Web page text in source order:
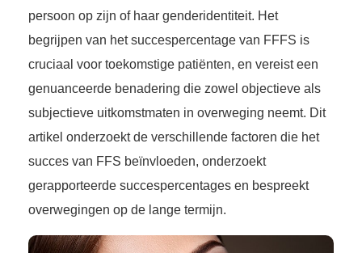
persoon op zijn of haar genderidentiteit. Het
begrijpen van het succespercentage van FFFS is
cruciaal voor toekomstige patiënten, en vereist een
genuanceerde benadering die zowel objectieve als
subjectieve uitkomstmaten in overweging neemt. Dit
artikel onderzoekt de verschillende factoren die het
succes van FFS beïnvloeden, onderzoekt
gerapporteerde succespercentages en bespreekt
overwegingen op de lange termijn.